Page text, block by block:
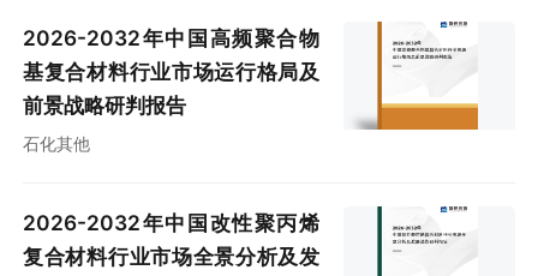
2026-2032年中国高频聚合物
基复合材料行业市场运行格局及
前景战略研判报告
石化其他
2026-2032年中国改性聚丙烯
复合材料行业市场全景分析及发